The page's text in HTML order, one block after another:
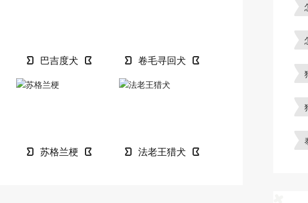
巴吉度犬 卷毛寻回犬
苏格兰梗 法老王猎犬